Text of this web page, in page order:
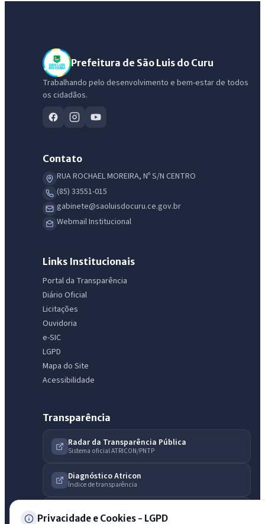
Prefeitura de São Luis do Curu
Trabalhando pelo desenvolvimento e bem-estar de todos
os cidadãos.
Contato
RUA ROCHAEL MOREIRA, Nº S/N CENTRO
(85) 33551-015
gabinete@saoluisdocuru.ce.gov.br
Webmail Institucional
Links Institucionais
Portal da Transparência
Diário Oficial
Licitações
Ouvidoria
e-SIC
LGPD
Mapa do Site
Acessibilidade
Transparência
Radar da Transparência Pública
Sistema oficial ATRICON/PNTP
Diagnóstico Atricon
Índice de transparência
Privacidade e Cookies - LGPD
IntGest AI
Assistente do Portal
Olá. Pergunte sobre serviços, notícias, legislação, Diário Oficial,
licitações, estrutura ou transparência do município.
Licitações abertas